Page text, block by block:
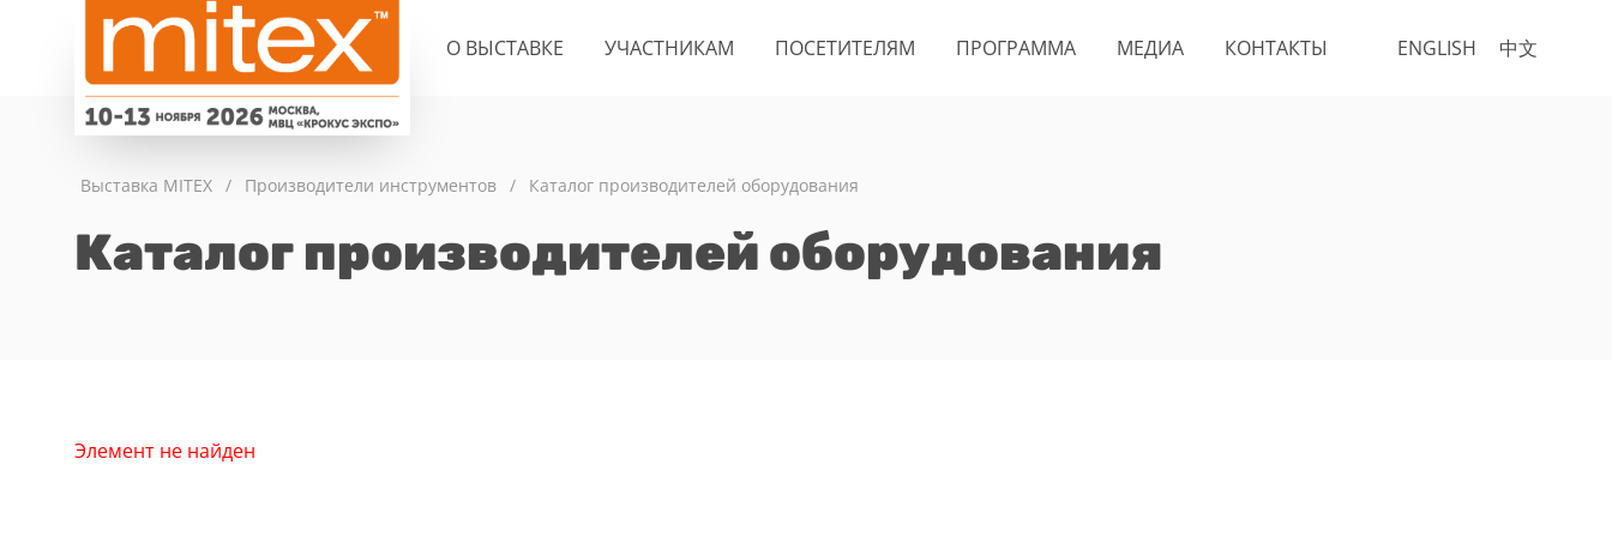
ENGLISH 中文
О ВЫСТАВКЕ УЧАСТНИКАМ ПОСЕТИТЕЛЯМ ПРОГРАММА МЕДИА КОНТАКТЫ
Выставка MITEX / Производители инструментов / Каталог производителей оборудования
Каталог производителей оборудования
Элемент не найден